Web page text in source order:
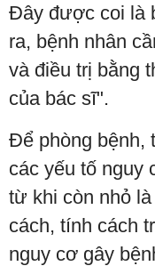
Đây được coi là
ra, bệnh nhân
và điều trị bằng
của bác sĩ".
Để phòng bệnh,
các yếu tố nguy
từ khi còn nhỏ
cách, tính cách
nguy cơ gây